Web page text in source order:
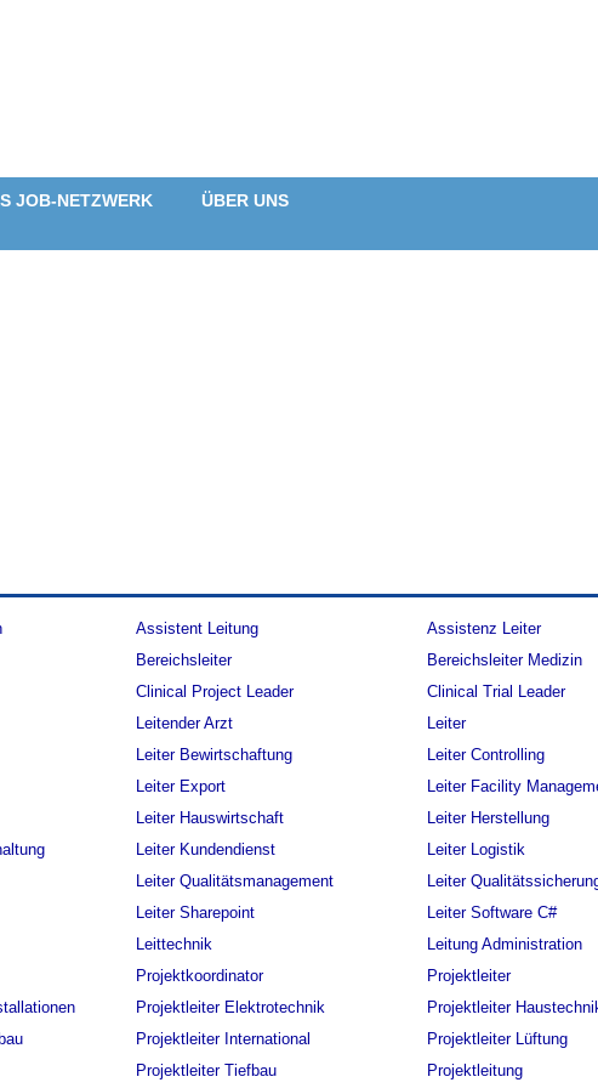
JOB-NETZWERK ÜBER UNS
Assistent Leitung
Assistenz Leiter
Bereichsleiter
Bereichsleiter Medizin
Clinical Project Leader
Clinical Trial Leader
Leitender Arzt
Leiter
Leiter Bewirtschaftung
Leiter Controlling
Leiter Export
Leiter Facility
Leiter Hauswirtschaft
Leiter Herstellung
Leiter Kundendienst
Leiter Logistik
Leiter Qualitätsmanagement
Leiter
Leiter Sharepoint
Leiter Software C#
Leittechnik
Leitung Administration
Projektkoordinator
Projektleiter
Projektleiter Elektrotechnik
Projektleiter
Projektleiter International
Projektleiter Lüftung
Projektleiter Tiefbau Projektleitung